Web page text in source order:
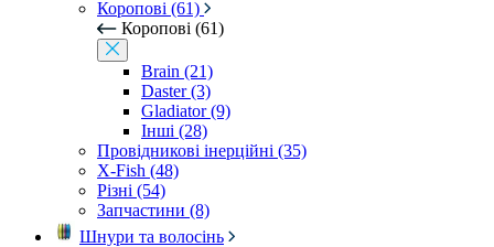
Коропові (61)
Коропові (61)
Brain (21)
Daster (3)
Gladiator (9)
Інші (28)
Провідникові інерційні (35)
X-Fish (48)
Різні (54)
Запчастини (8)
Шнури та волосінь